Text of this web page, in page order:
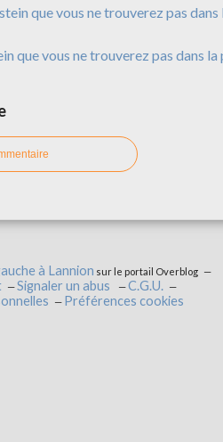
que vous ne trouverez pas dans
à Lannion sur le portail Overblog
Signaler un abus
C.G.U.
Préférences cookies